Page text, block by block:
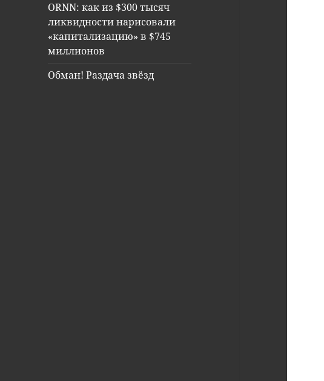
ORNN: как из $300 тысяч
ликвидности нарисовали
«капитализацию» в $745
миллионов
Обман! Раздача звёзд